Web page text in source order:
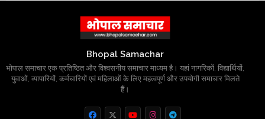
Bhopal Samachar
भोपाल समाचार एक प्रतिष्ठित और विश्वसनीय समाचार माध्यम है। यहां नागरिकों, विद्यार्थियों,
युवाओं, व्यापारियों, कर्मचारियों एवं महिलाओं के लिए महत्वपूर्ण और उपयोगी समाचार मिलते
हैं।